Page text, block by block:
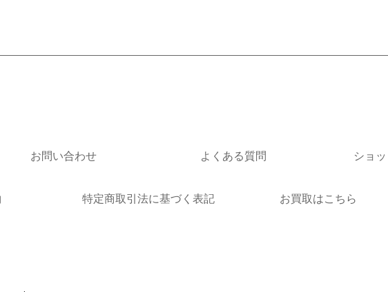
お問い合わせ よくある質問 ショ
特定商取引法に基づく表記 お買取はこちら